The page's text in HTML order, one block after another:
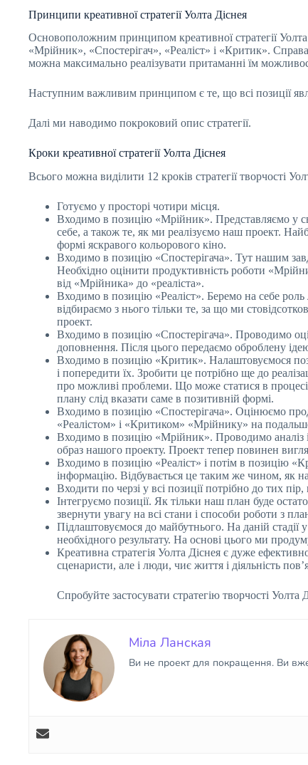
Принципи креативної стратегії Уолта Діснея
Основоположним принципом креативної стратегії
«Мрійник», «Спостерігач», «Реаліст» і «Критик».
можна максимально реалізувати притаманні їм
Наступним важливим принципом є те, що всі позиції
Далі ми наводимо покроковий опис стратегії.
Кроки креативної стратегії Уолта Діснея
Всього можна виділити 12 кроків стратегії творчості
Готуємо у просторі чотири місця.
Входимо в позицію «Мрійник». Представляємо у
себе, а також те, як ми реалізуємо наш проект.
формі яскравого кольорового кіно.
Входимо в позицію «Спостерігача». Тут нашим
Необхідно оцінити продуктивність роботи
від «Мрійника» до «реаліста».
Входимо в позицію «Реаліст». Беремо на себе роль
відбираємо з нього тільки те, за що ми
проект.
Входимо в позицію «Спостерігача». Проводимо
доповнення. Після цього передаємо оброблену
Входимо в позицію «Критик». Налаштовуємося
і попередити їх. Зробити це потрібно ще до
про можливі проблеми. Що може статися в
плану слід вказати саме в позитивній формі.
Входимо в позицію «Спостерігача». Оцінюємо
«Реалістом» і «Критиком» «Мрійнику» на
Входимо в позицію «Мрійник». Проводимо аналіз
образ нашого проекту. Проект тепер повинен
Входимо в позицію «Реаліст» і потім в позицію
інформацію. Відбувається це таким же чином, як
Входити по черзі у всі позиції потрібно до тих
Інтегруємо позиції. Як тільки наш план буде
звернути увагу на всі стани і способи роботи з
Підлаштовуємося до майбутнього. На даній стадії
необхідного результату. На основі цього ми
Креативна стратегія Уолта Діснея є дуже
сценаристи, але і люди, чиє життя і діяльність
Спробуйте застосувати стратегію творчості Уолта
Міла Ланская
Ви не проект для покращення. Ви